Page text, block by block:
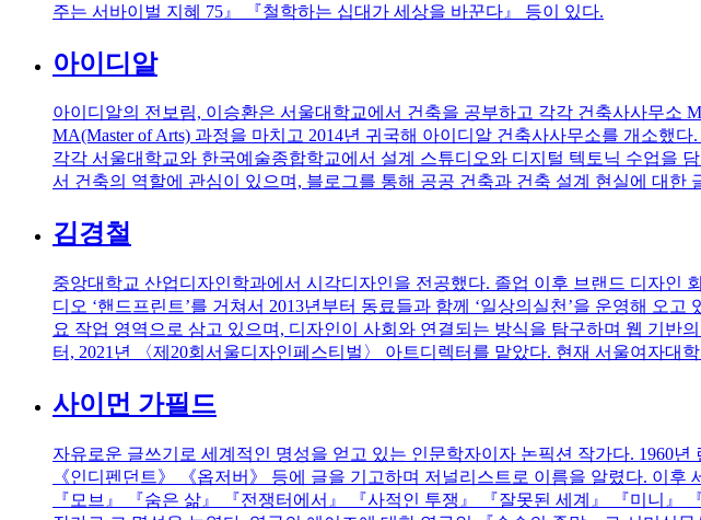
주는 서바이벌 지혜 75』 『철학하는 십대가 세상을 바꾼다』 등이 있다.
아이디알
아이디알의 전보림, 이승환은 서울대학교에서 건축을 공부하고 각각 건축사사무소
MA(Master of Arts) 과정을 마치고 2014년 귀국해 아이디알 건축사사무소를 개소했
각각 서울대학교와 한국예술종합학교에서 설계 스튜디오와 디지털 텍토닉 수업을
서 건축의 역할에 관심이 있으며, 블로그를 통해 공공 건축과 건축 설계 현실에 대한
김경철
중앙대학교 산업디자인학과에서 시각디자인을 전공했다. 졸업 이후 브랜드 디자인
디오 ‘핸드프린트’를 거쳐서 2013년부터 동료들과 함께 ‘일상의실천’을 운영해 오
요 작업 영역으로 삼고 있으며, 디자인이 사회와 연결되는 방식을 탐구하며 웹 기반
터, 2021년 〈제20회서울디자인페스티벌〉 아트디렉터를 맡았다. 현재 서울여자
사이먼 가필드
자유로운 글쓰기로 세계적인 명성을 얻고 있는 인문학자이자 논픽션 작가다. 1960
《인디펜던트》 《옵저버》 등에 글을 기고하며 저널리스트로 이름을 알렸다. 이
『모브』 『숨은 삶』 『전쟁터에서』 『사적인 투쟁』 『잘못된 세계』 『미니